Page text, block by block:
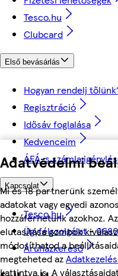
Adatvédelmi
Mi és 18 partnerünk
adatokat vagy egyedi
hozzáférhetünk azokhoz.
elutasítása gombok
módosíthatod a
megteheted az
kattintva is. A
Tesco.hu
Clubcard
Első bevásárlás
Hogyan rendelj
Regisztráció
Idősáv foglalása
Kedvenceim
ÁFÁ-s számla igénylés
Kapcsolat
Tesco.hu
Ügyfélszolgálat -
Áruházkereső